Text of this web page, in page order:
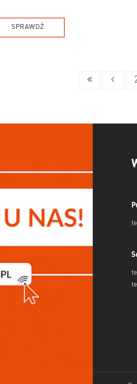
SPRAWDŹ